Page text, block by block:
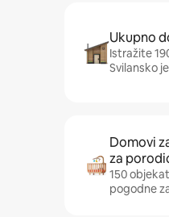
Ukupno
Istražite
Svilansko
Domovi
za
150
pogodne